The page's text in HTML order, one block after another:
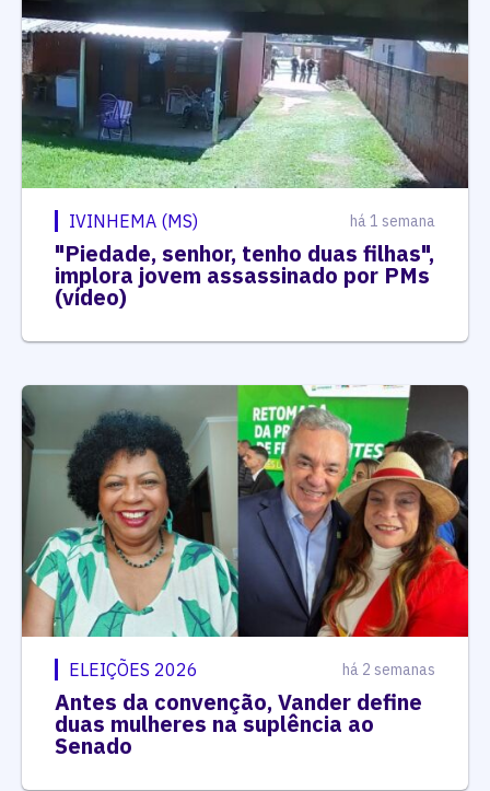
IVINHEMA (MS) há 1 semana
"Piedade, senhor, tenho duas filhas",
implora jovem assassinado por PMs
(vídeo)
ELEIÇÕES 2026 há 2 semanas
Antes da convenção, Vander define
duas mulheres na suplência ao
Senado